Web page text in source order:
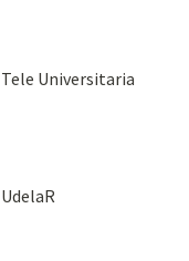
Tele Universitaria
UdelaR